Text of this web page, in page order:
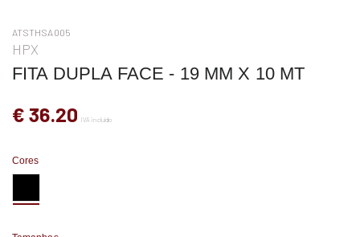
ATSTHSA005
HPX
FITA DUPLA FACE - 19 MM X 10 MT
€ 36.20 IVA incluído
Cores